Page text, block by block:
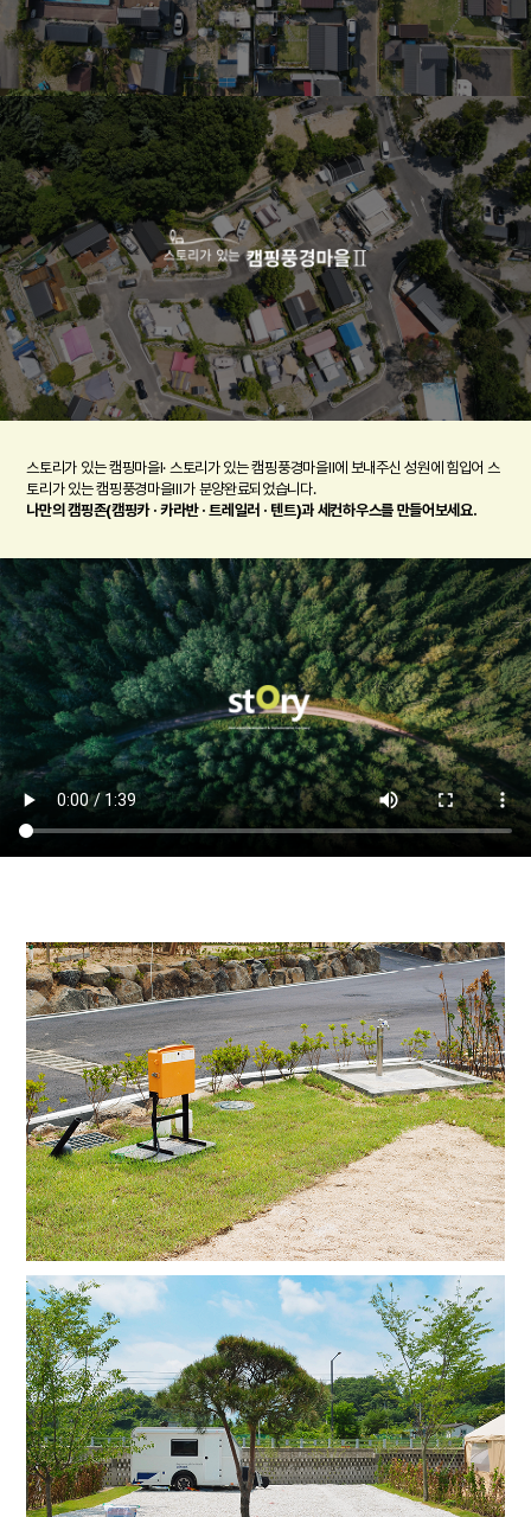
스토리가 있는 캠핑마을Ⅰ· 스토리가 있는 캠핑풍경마을Ⅱ에 보내주신 성원에 힘입어 스
토리가 있는 캠핑풍경마을Ⅲ가 분양완료되었습니다.
나만의 캠핑존(캠핑카 · 카라반 · 트레일러 · 텐트)과 세컨하우스를 만들어보세요.